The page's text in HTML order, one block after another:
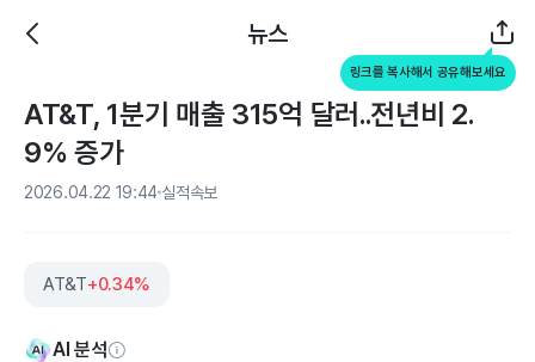
뉴스
링크를 복사해서 공유해보세요
AT&T, 1분기 매출 315억 달러..전년비 2.
9% 증가
2026.04.22 19:44 실적속보
AT&T+0.34%
AI 분석